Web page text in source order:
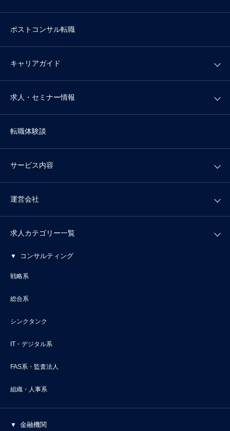
ポストコンサル転職
キャリアガイド
求人・セミナー情報
転職体験談
サービス内容
運営会社
求人カテゴリー一覧
コンサルティング
戦略系
総合系
シンクタンク
IT・デジタル系
FAS系・監査法人
組織・人事系
金融機関